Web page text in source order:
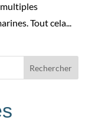
Tout cela...
Rechercher